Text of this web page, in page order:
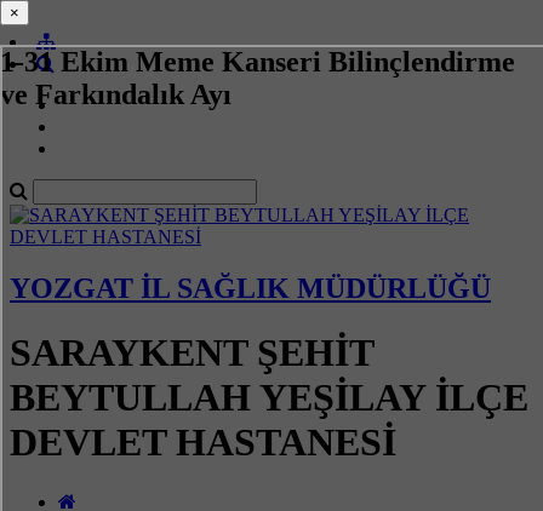
1-31 Ekim Meme Kanseri Bilinçlendirme
ve Farkındalık Ayı
YOZGAT İL SAĞLIK MÜDÜRLÜĞÜ
SARAYKENT ŞEHİT
BEYTULLAH YEŞİLAY İLÇE
DEVLET HASTANESİ
×